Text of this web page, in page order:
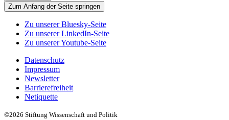
Zum Anfang der Seite springen
Zu unserer Bluesky-Seite
Zu unserer LinkedIn-Seite
Zu unserer Youtube-Seite
Datenschutz
Impressum
Newsletter
Barrierefreiheit
Netiquette
©2026 Stiftung Wissenschaft und Politik